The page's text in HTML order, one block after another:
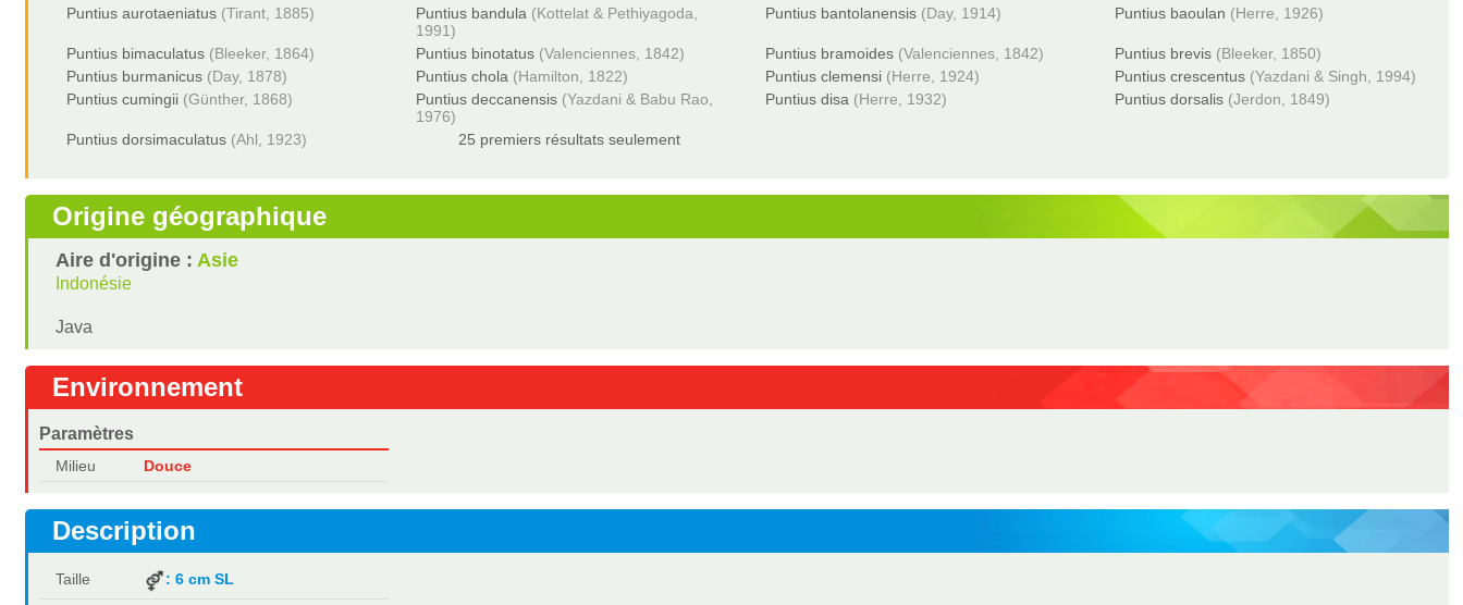
Puntius aurotaeniatus (Tirant, 1885) Puntius bandula (Kottelat & Pethiyagoda,
1991)
Puntius bantolanensis (Day, 1914) Puntius baoulan (Herre, 1926)
Puntius bimaculatus (Bleeker, 1864) Puntius binotatus (Valenciennes, 1842) Puntius bramoides (Valenciennes, 1842) Puntius brevis (Bleeker, 1850)
Puntius burmanicus (Day, 1878) Puntius chola (Hamilton, 1822) Puntius clemensi (Herre, 1924) Puntius crescentus (Yazdani & Singh, 1994)
Puntius cumingii (Günther, 1868) Puntius deccanensis (Yazdani & Babu Rao,
1976)
Puntius disa (Herre, 1932) Puntius dorsalis (Jerdon, 1849)
Puntius dorsimaculatus (Ahl, 1923) 25 premiers résultats seulement
Origine géographique
Aire d'origine :Asie
Indonésie
Java
Environnement
Paramètres
Milieu Douce
Description
Taille : 6 cm SL